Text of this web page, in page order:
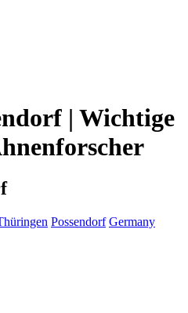
| Wichtige
Possendorf Germany